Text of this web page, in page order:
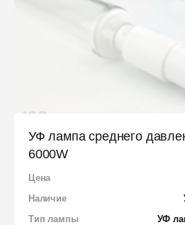
УФ лампа среднего
6000W
Цена
Наличие
Тип лампы
УФ